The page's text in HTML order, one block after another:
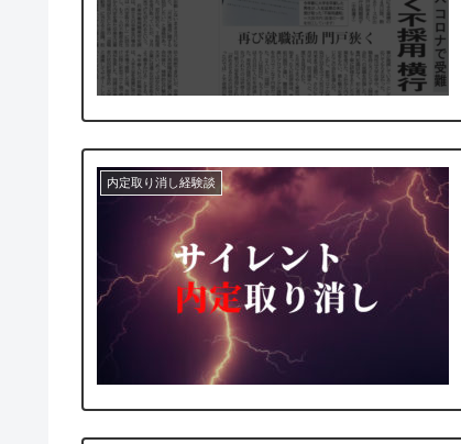
内定取り消し経験談